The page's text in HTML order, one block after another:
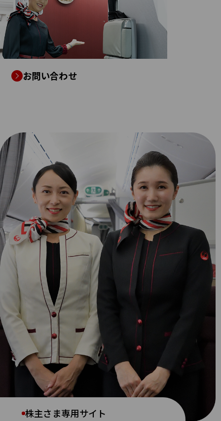
お問い合わせ
株主さま専用サイト